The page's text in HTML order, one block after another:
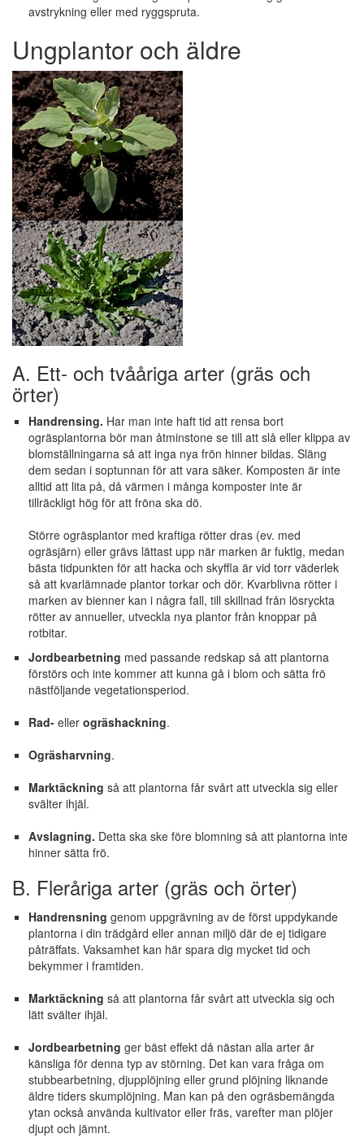
avstrykning eller med ryggspruta.
Ungplantor och äldre
A. Ett- och tvååriga arter (gräs och
örter)
Handrensing. Har man inte haft tid att rensa bort
ogräsplantorna bör man åtminstone se till att slå eller klippa av
blomställningarna så att inga nya frön hinner bildas. Släng
dem sedan i soptunnan för att vara säker. Komposten är inte
alltid att lita på, då värmen i många komposter inte är
tillräckligt hög för att fröna ska dö.
Större ogräsplantor med kraftiga rötter dras (ev. med
ogräsjärn) eller grävs lättast upp när marken är fuktig, medan
bästa tidpunkten för att hacka och skyffla är vid torr väderlek
så att kvarlämnade plantor torkar och dör. Kvarblivna rötter i
marken av bienner kan i några fall, till skillnad från lösryckta
rötter av annueller, utveckla nya plantor från knoppar på
rotbitar.
Jordbearbetning med passande redskap så att plantorna
förstörs och inte kommer att kunna gå i blom och sätta frö
nästföljande vegetationsperiod.
Rad- eller ogräshackning.
Ogräsharvning.
Marktäckning så att plantorna får svårt att utveckla sig eller
svälter ihjäl.
Avslagning. Detta ska ske före blomning så att plantorna inte
hinner sätta frö.
B. Fleråriga arter (gräs och örter)
Handrensning genom uppgrävning av de först uppdykande
plantorna i din trädgård eller annan miljö där de ej tidigare
påträffats. Vaksamhet kan här spara dig mycket tid och
bekymmer i framtiden.
Marktäckning så att plantorna får svårt att utveckla sig och
lätt svälter ihjäl.
Jordbearbetning ger bäst effekt då nästan alla arter är
känsliga för denna typ av störning. Det kan vara fråga om
stubbearbetning, djupplöjning eller grund plöjning liknande
äldre tiders skumplöjning. Man kan på den ogräsbemängda
ytan också använda kultivator eller fräs, varefter man plöjer
djupt och jämnt.